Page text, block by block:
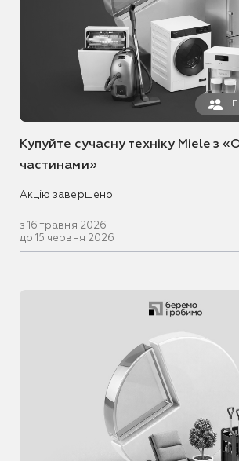
Купуйте сучасну техніку Miele з
частинами»
Акцію завершено.
з 16 травня 2026
до 15 червня 2026